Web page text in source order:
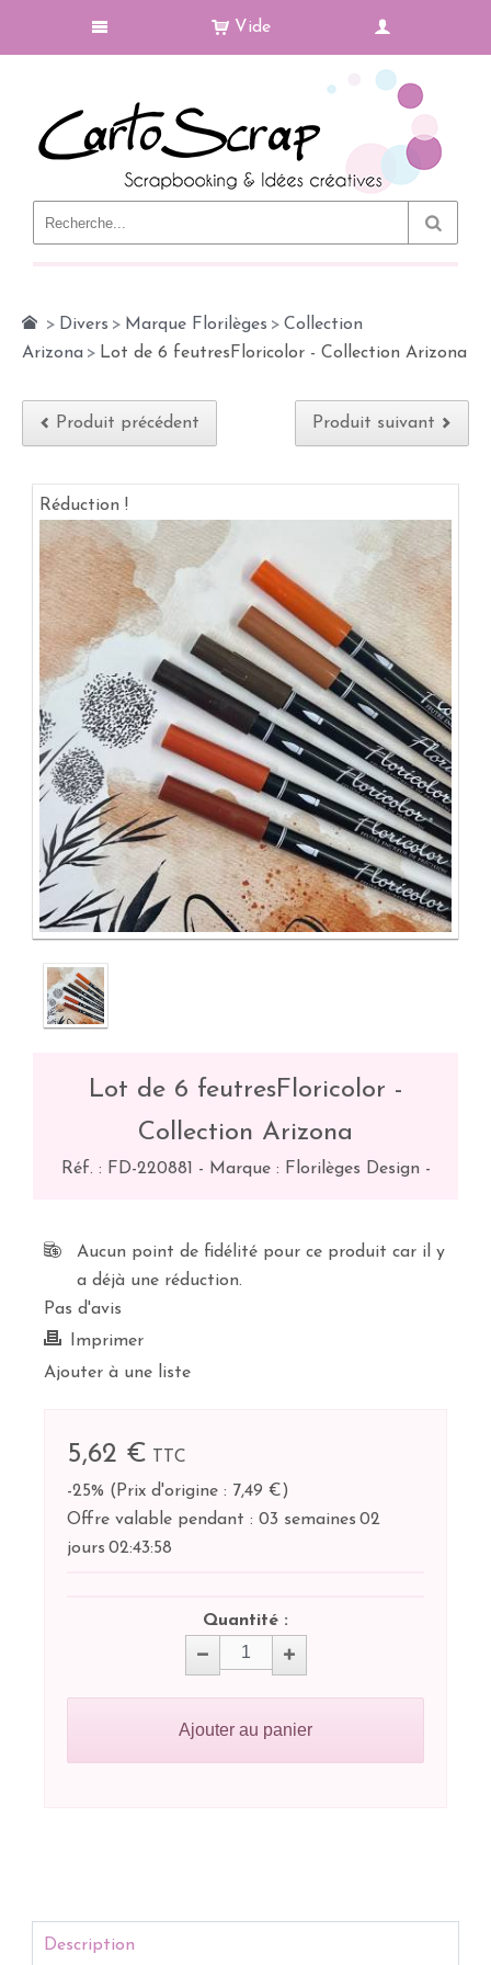
Vide
> Divers > Marque Florilèges > Collection
Arizona > Lot de 6 feutresFloricolor - Collection Arizona
Produit précédent Produit suivant
Réduction !
Lot de 6 feutresFloricolor -
Collection Arizona
Réf. : FD-220881 - Marque : Florilèges Design -
Aucun point de fidélité pour ce produit car il y
a déjà une réduction.
Pas d'avis
Imprimer
Ajouter à une liste
5,62 €
TTC
-25% ( Prix d'origine : 7,49 €)
Offre valable pendant : 03 semaines 02
jours 02:43:57
Quantité :
Ajouter au panier
Description